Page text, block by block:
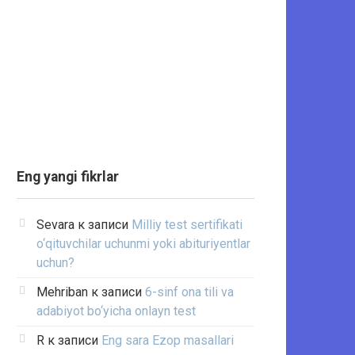
Eng yangi fikrlar
Sevara к записи Milliy test sertifikati
o‘qituvchilar uchunmi yoki abituriyentlar
uchun?
Mehriban к записи 6-sinf ona tili va
adabiyot bo‘yicha onlayn test
R к записи Eng sara Ezop masallari